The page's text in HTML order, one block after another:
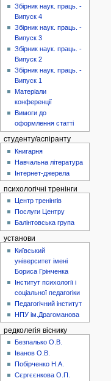
Збірник наук. праць. -
Випуск 4
Збірник наук. праць. -
Випуск 3
Збірник наук. праць. -
Випуск 2
Збірник наук. праць. -
Випуск 1
Матеріали
конференції
Вимоги до
оформлення статті
студенту/аспіранту
Книгарня
Навчальна література
Інтернет-джерела
психологічні тренінги
Центр тренінгів
Послуги Центру
Балінтовська група
установи
Київський
університет імені
Бориса Грінченка
Інститут психології і
соціальної педагогіки
Педагогічний інститут
НПУ ім.Драгоманова
редколегія віснику
Безпалько О.В.
Іванов О.В.
Побірченко Н.А.
Сєргєєнкова О.П.